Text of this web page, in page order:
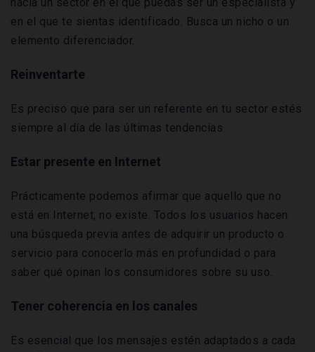
en el que te sientas identificado. Busca un nicho o un
elemento diferenciador.
Reinventarte
Es preciso que para ser un referente en tu sector estés
siempre al día de las últimas tendencias.
Estar presente en Internet
Prácticamente podemos afirmar que aquello que no
está en Internet, no existe. Todos los usuarios hacen
una búsqueda previa antes de adquirir un producto o
servicio para conocerlo más en profundidad o para
saber qué opinan los consumidores sobre su uso.
Tener coherencia en los canales
Es esencial que los mensajes estén adaptados a cada